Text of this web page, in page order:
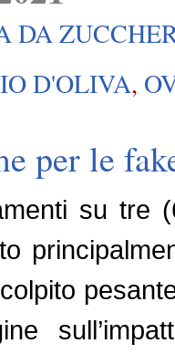
DA
D'OLIVA,
per le
su tre